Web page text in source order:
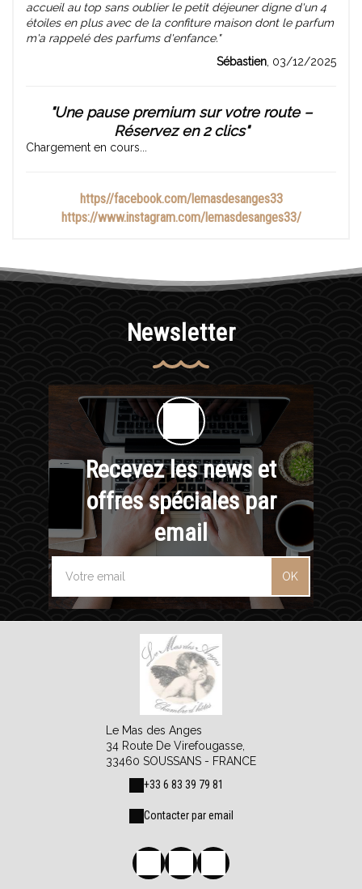
accueil au top sans oublier le petit déjeuner digne d'un 4
étoiles en plus avec de la confiture maison dont le parfum
m'a rappelé des parfums d'enfance."
Sébastien, 03/12/2025
"Une pause premium sur votre route –
Réservez en 2 clics"
Chargement en cours...
https//facebook.com/lemasdesanges33
https://www.instagram.com/lemasdesanges33/
Newsletter
Recevez les news et
offres spéciales par
email
OK
Le Mas des Anges
34 Route De Virefougasse,
33460 SOUSSANS - FRANCE
+33 6 83 39 79 81
Contacter par email